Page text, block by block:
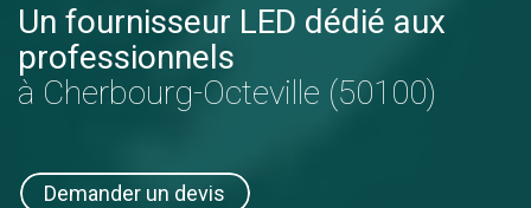
Un fournisseur LED dédié aux
professionnels
à Cherbourg-Octeville (50100)
Demander un devis